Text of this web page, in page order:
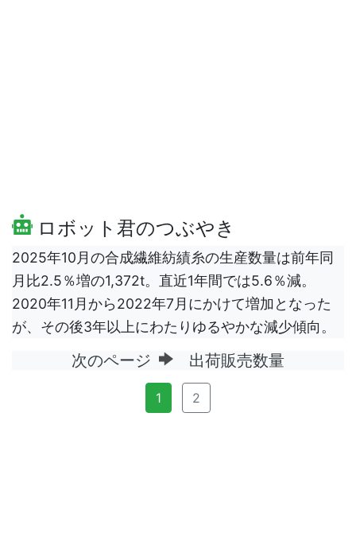
ロボット君のつぶやき
2025年10月の合成繊維紡績糸の生産数量は前年同
月比2.5％増の1,372t。直近1年間では5.6％減。
2020年11月から2022年7月にかけて増加となった
が、その後3年以上にわたりゆるやかな減少傾向。
次のページ 出荷販売数量
1 2